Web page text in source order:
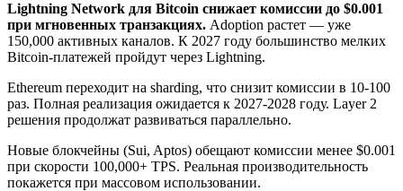
Lightning Network для Bitcoin снижает комиссии до $0.001
при мгновенных транзакциях. Adoption растет — уже
150,000 активных каналов. К 2027 году большинство мелких
Bitcoin-платежей пройдут через Lightning.
Ethereum переходит на sharding, что снизит комиссии в 10-100
раз. Полная реализация ожидается к 2027-2028 году. Layer 2
решения продолжат развиваться параллельно.
Новые блокчейны (Sui, Aptos) обещают комиссии менее $0.001
при скорости 100,000+ TPS. Реальная производительность
покажется при массовом использовании.